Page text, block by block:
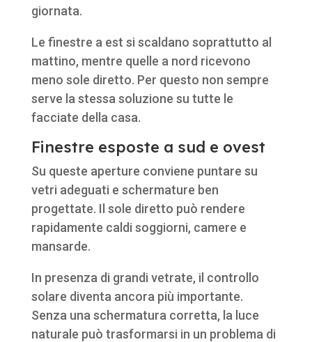
giornata.
Le finestre a est si scaldano soprattutto al
mattino, mentre quelle a nord ricevono
meno sole diretto. Per questo non sempre
serve la stessa soluzione su tutte le
facciate della casa.
Finestre esposte a sud e ovest
Su queste aperture conviene puntare su
vetri adeguati e schermature ben
progettate. Il sole diretto può rendere
rapidamente caldi soggiorni, camere e
mansarde.
In presenza di grandi vetrate, il controllo
solare diventa ancora più importante.
Senza una schermatura corretta, la luce
naturale può trasformarsi in un problema di